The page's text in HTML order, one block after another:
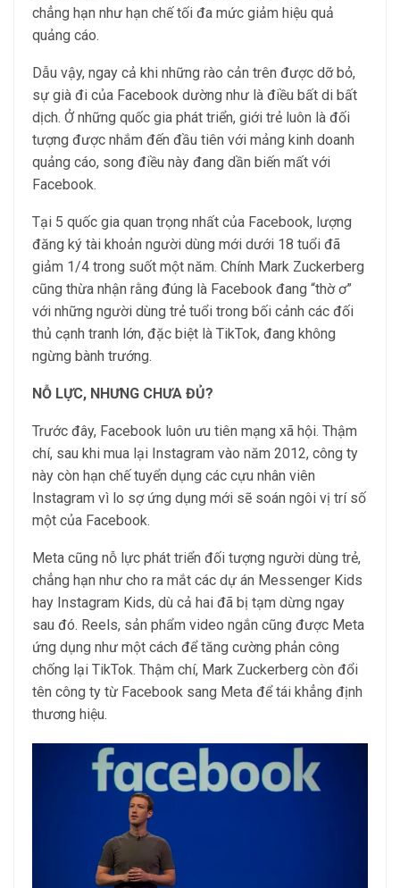
chẳng hạn như hạn chế tối đa mức giảm hiệu quả
quảng cáo.
Dẫu vậy, ngay cả khi những rào cản trên được dỡ bỏ,
sự già đi của Facebook dường như là điều bất di bất
dịch. Ở những quốc gia phát triển, giới trẻ luôn là đối
tượng được nhắm đến đầu tiên với mảng kinh doanh
quảng cáo, song điều này đang dần biến mất với
Facebook.
Tại 5 quốc gia quan trọng nhất của Facebook, lượng
đăng ký tài khoản người dùng mới dưới 18 tuổi đã
giảm 1/4 trong suốt một năm. Chính Mark Zuckerberg
cũng thừa nhận rằng đúng là Facebook đang “thờ ơ”
với những người dùng trẻ tuổi trong bối cảnh các đối
thủ cạnh tranh lớn, đặc biệt là TikTok, đang không
ngừng bành trướng.
NỖ LỰC, NHƯNG CHƯA ĐỦ?
Trước đây, Facebook luôn ưu tiên mạng xã hội. Thậm
chí, sau khi mua lại Instagram vào năm 2012, công ty
này còn hạn chế tuyển dụng các cựu nhân viên
Instagram vì lo sợ ứng dụng mới sẽ soán ngôi vị trí số
một của Facebook.
Meta cũng nỗ lực phát triển đối tượng người dùng trẻ,
chẳng hạn như cho ra mắt các dự án Messenger Kids
hay Instagram Kids, dù cả hai đã bị tạm dừng ngay
sau đó. Reels, sản phẩm video ngắn cũng được Meta
ứng dụng như một cách để tăng cường phản công
chống lại TikTok. Thậm chí, Mark Zuckerberg còn đổi
tên công ty từ Facebook sang Meta để tái khẳng định
thương hiệu.